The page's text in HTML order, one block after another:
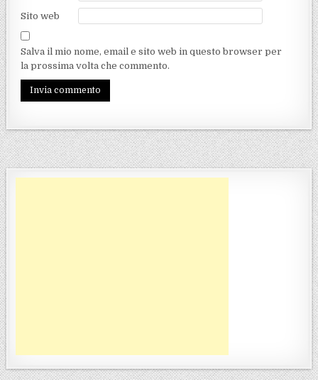
Sito web
Salva il mio nome, email e sito web in questo browser per
la prossima volta che commento.